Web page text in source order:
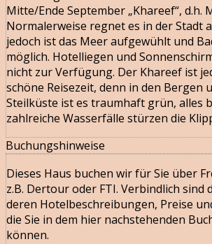
Mitte/Ende September „Khareef“, d.h.
Normalerweise regnet es in der Stadt
jedoch ist das Meer aufgewühlt und
möglich. Hotelliegen und
nicht zur Verfügung. Der Khareef ist
schöne Reisezeit, denn in den Bergen
Steilküste ist es traumhaft grün, alles
zahlreiche Wasserfälle stürzen die
Buchungshinweise
Dieses Haus buchen wir für Sie über
z.B. Dertour oder FTI. Verbindlich sind
deren Hotelbeschreibungen, Preise
die Sie in dem hier nachstehenden
können.